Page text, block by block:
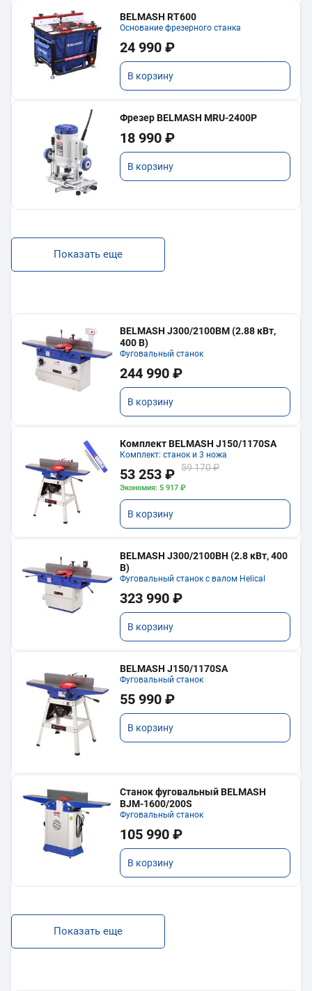
BELMASH RT600
Основание фрезерного станка
24 990 ₽
В корзину
Фрезер BELMASH MRU-2400P
18 990 ₽
В корзину
Показать еще
BELMASH J300/2100ВМ (2.88 кВт,
400 В)
Фуговальный станок
244 990 ₽
В корзину
Комплект BELMASH J150/1170SA
Комплект: станок и 3 ножа
53 253 ₽ 59 170 ₽
Экономия: 5 917 ₽
В корзину
BELMASH J300/2100ВH (2.8 кВт, 400
В)
Фуговальный станок с валом Helical
323 990 ₽
В корзину
BELMASH J150/1170SA
Фуговальный станок
55 990 ₽
В корзину
Станок фуговальный BELMASH
BJM-1600/200S
Фуговальный станок
105 990 ₽
В корзину
Показать еще